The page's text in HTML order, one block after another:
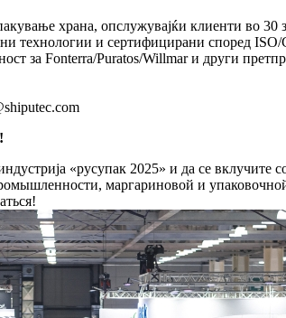
храна, опслужувајќи клиенти во 30
технологии и сертифицирани според
за Fonterra/Puratos/Willmar и други
«русупак 2025» и да се
маргариновой и